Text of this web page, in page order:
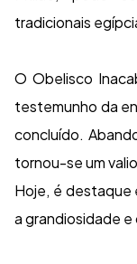
tradicionais
O Obelisco
testemunho da
concluído.
tornou-se um
Hoje, é destaque
a grandiosidade